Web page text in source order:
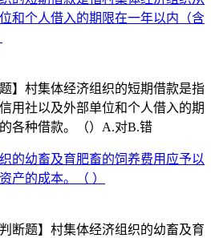
和个人借入的期限在一年以内（含
】村集体经济组织的短期借款是指
用社以及外部单位和个人借入的期
各种借款。（）A.对B.错
的幼畜及育肥畜的饲养费用应予以
产的成本。（ ）
断题】村集体经济组织的幼畜及育